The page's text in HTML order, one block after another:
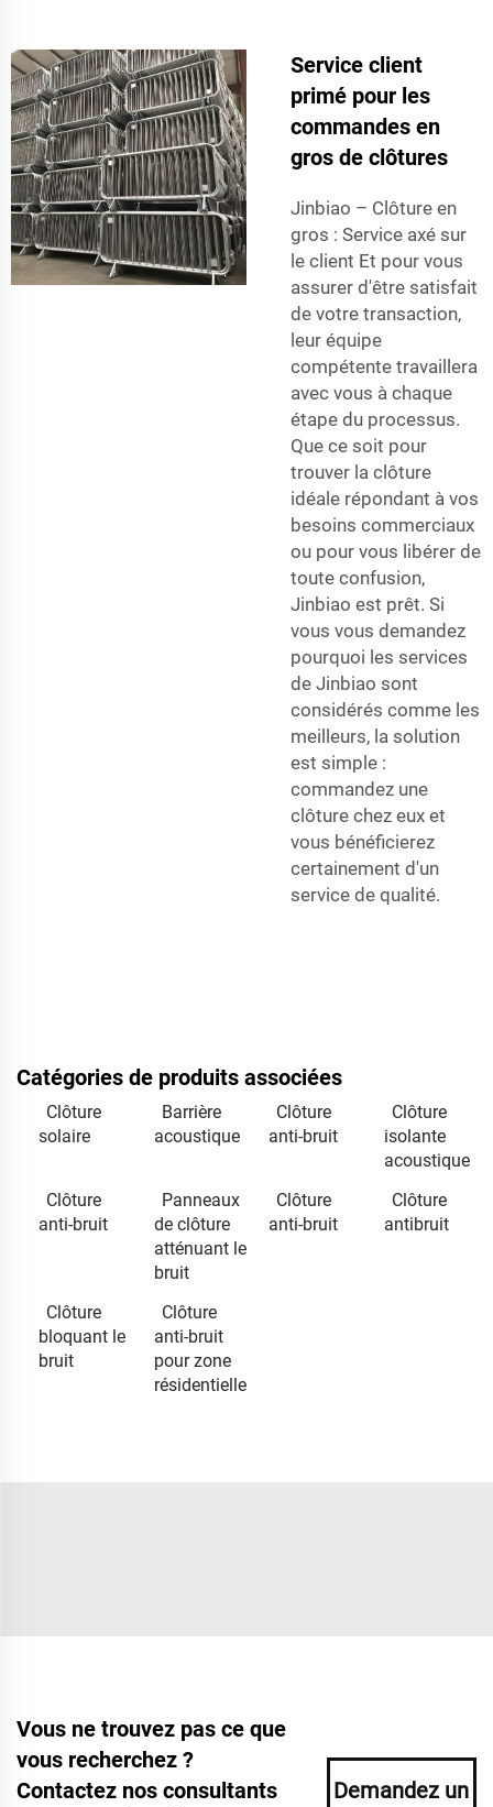
Service client
primé pour les
commandes en
gros de clôtures
Jinbiao – Clôture en
gros : Service axé sur
le client Et pour vous
assurer d'être satisfait
de votre transaction,
leur équipe
compétente travaillera
avec vous à chaque
étape du processus.
Que ce soit pour
trouver la clôture
idéale répondant à vos
besoins commerciaux
ou pour vous libérer de
toute confusion,
Jinbiao est prêt. Si
vous vous demandez
pourquoi les services
de Jinbiao sont
considérés comme les
meilleurs, la solution
est simple :
commandez une
clôture chez eux et
vous bénéficierez
certainement d'un
service de qualité.
Catégories de produits associées
Clôture
solaire
Barrière
acoustique
Clôture
anti-bruit
Clôture
isolante
acoustique
Clôture
anti-bruit
Panneaux
de clôture
atténuant le
bruit
Clôture
anti-bruit
Clôture
antibruit
Clôture
bloquant le
bruit
Clôture
anti-bruit
pour zone
résidentielle
Vous ne trouvez pas ce que
vous recherchez ?
Contactez nos consultants
Demandez un